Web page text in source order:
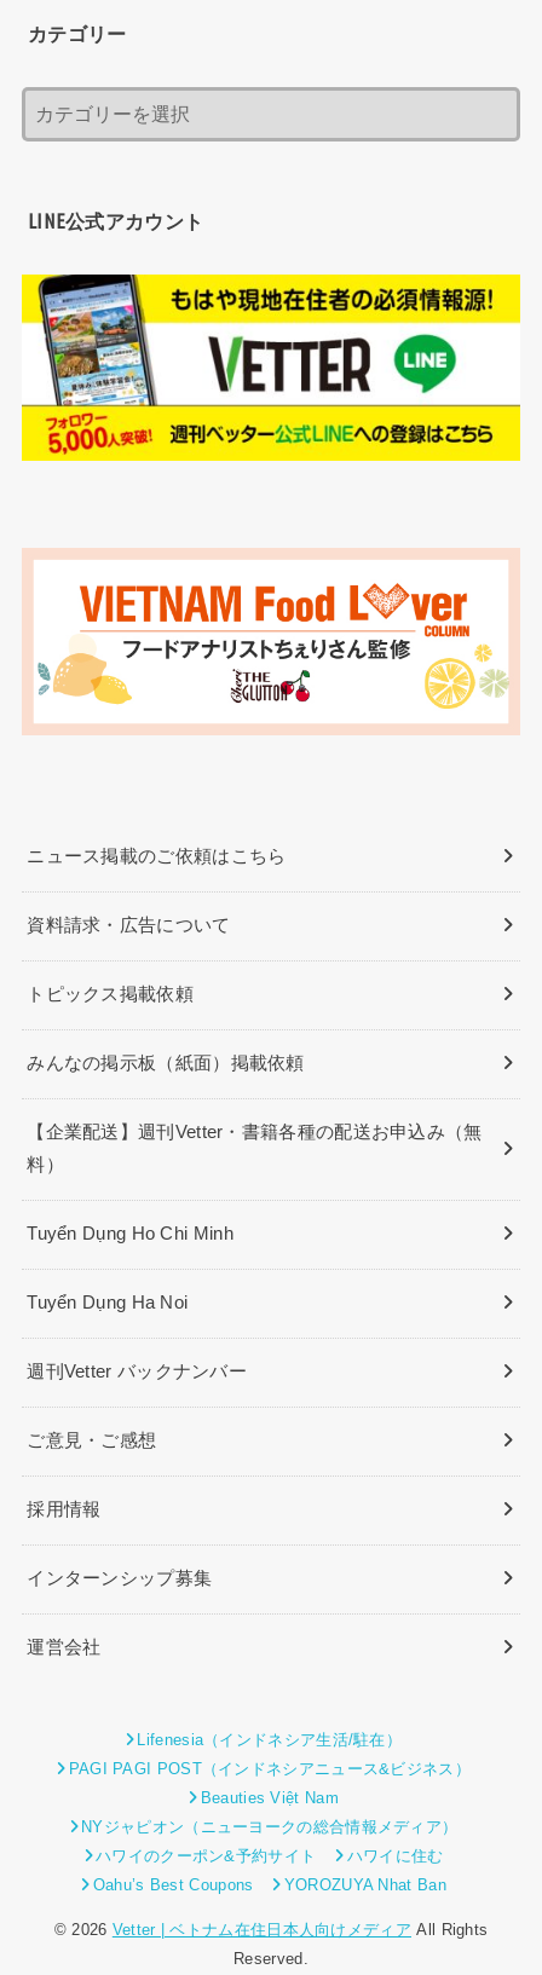
カテゴリー
LINE公式アカウント
ニュース掲載のご依頼はこちら
資料請求・広告について
トピックス掲載依頼
みんなの掲示板（紙面）掲載依頼
【企業配送】週刊Vetter・書籍各種の配送お申込み（無
料）
Tuyển Dụng Ho Chi Minh
Tuyển Dụng Ha Noi
週刊Vetter バックナンバー
ご意見・ご感想
採用情報
インターンシップ募集
運営会社
Lifenesia（インドネシア生活/駐在）
PAGI PAGI POST（インドネシアニュース&ビジネス）
Beauties Việt Nam
NYジャピオン（ニューヨークの総合情報メディア）
ハワイのクーポン&予約サイト
ハワイに住む
Oahu’s Best Coupons
YOROZUYA Nhat Ban
© 2026 Vetter | ベトナム在住日本人向けメディア All Rights
Reserved.